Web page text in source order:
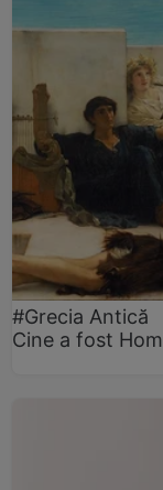
#Grecia Antică
Cine a fost